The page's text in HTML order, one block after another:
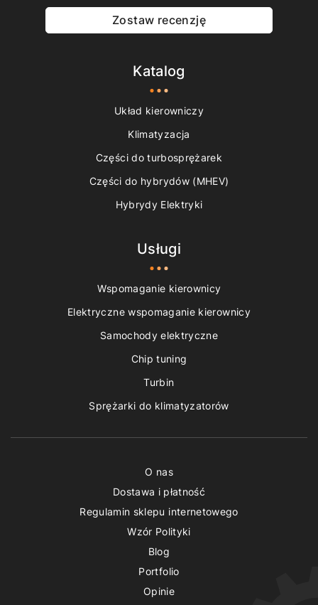
Zostaw recenzję
Katalog
Układ kierowniczy
Klimatyzacja
Części do turbosprężarek
Części do hybrydów (MHEV)
Hybrydy Elektryki
Usługi
Wspomaganie kierownicy
Elektryczne wspomaganie kierownicy
Samochody elektryczne
Chip tuning
Turbin
Sprężarki do klimatyzatorów
O nas
Dostawa i płatność
Regulamin sklepu internetowego
Wzór Polityki
Blog
Portfolio
Opinie